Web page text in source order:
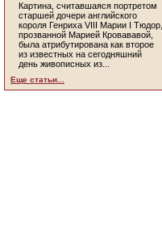
Картина, считавшаяся портретом
старшей дочери английского
короля Генриха VIII Марии I Тюдор,
прозванной Марией Кровававой,
была атрибутирована как второе
из известных на сегодняшний
день живописных из...
Еще статьи...